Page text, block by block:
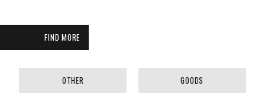
FIND MORE
OTHER GOODS